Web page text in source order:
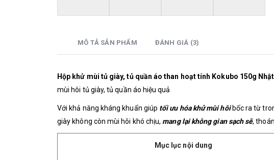
MÔ TẢ SẢN PHẨM ĐÁNH GIÁ (3)
Hộp khử mùi tủ giày, tủ quần áo than hoạt tính Kokubo 150g
mùi hôi tủ giày, tủ quần áo hiệu quả
Với khả năng kháng khuẩn giúp tối ưu hóa khử mùi hôi bốc ra từ
giày không còn mùi hôi khó chịu,mang lại không gian sạch sẽ,
Mục lục nội dung